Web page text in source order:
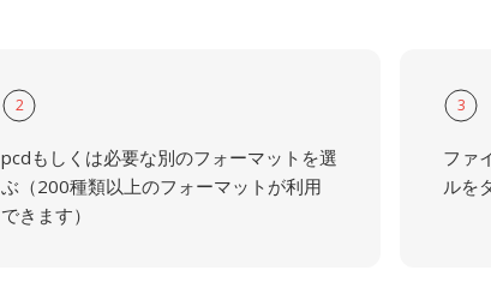
2
pcdもしくは必要な別のフォーマットを選
ぶ（200種類以上のフォーマットが利用
できます）
3
ファ
ルを